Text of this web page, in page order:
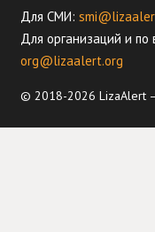
Для СМИ:
Для организаций и по
org@lizaalert.org
© 2018-2026 LizaAlert